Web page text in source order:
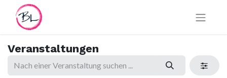
Veranstaltungen